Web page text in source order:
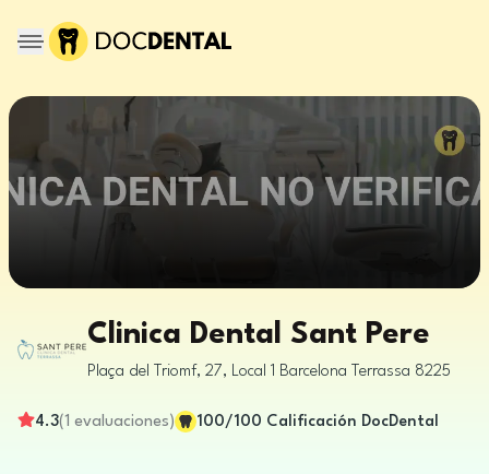
Clinica Dental Sant Pere
Plaça del Triomf, 27, Local 1 Barcelona Terrassa 8225
4.3(1 evaluaciones) 100/100 Calificación DocDental